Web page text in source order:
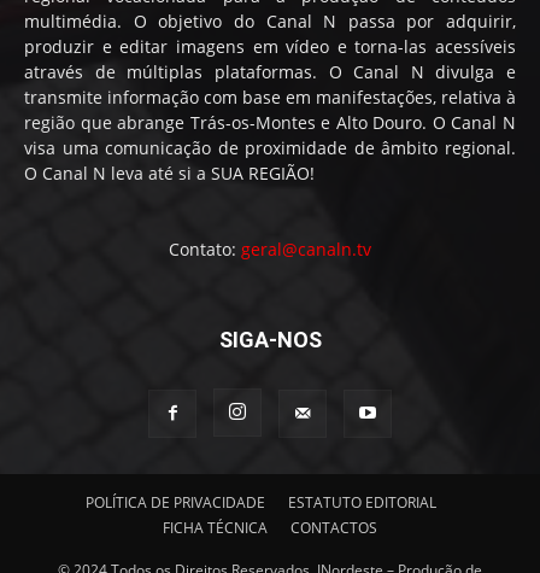
multimédia. O objetivo do Canal N passa por adquirir,
produzir e editar imagens em vídeo e torna-las acessíveis
através de múltiplas plataformas. O Canal N divulga e
transmite informação com base em manifestações, relativa à
região que abrange Trás-os-Montes e Alto Douro. O Canal N
visa uma comunicação de proximidade de âmbito regional.
O Canal N leva até si a SUA REGIÃO!
Contato: geral@canaln.tv
SIGA-NOS
POLÍTICA DE PRIVACIDADE
ESTATUTO EDITORIAL
FICHA TÉCNICA
CONTACTOS